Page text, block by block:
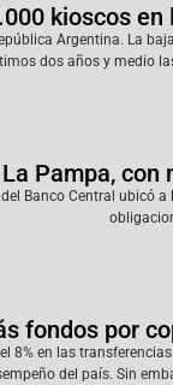
kioscos
Argentina. La
dos años y medio
Pampa,
Banco Central ubicó
fondos por
8% en las
del país. Sin